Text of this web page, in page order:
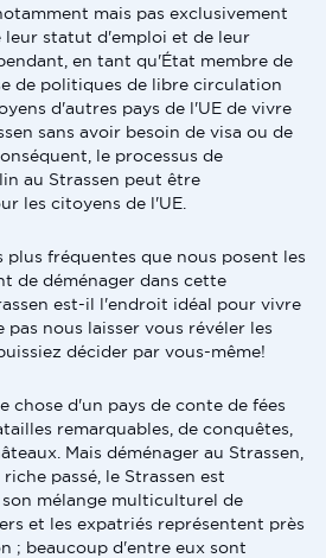
mais pas exclusivement
leur statut d'emploi et de leur
en tant qu'État membre de
de politiques de libre circulation
d'autres pays de l'UE de vivre
sans avoir besoin de visa ou de
le processus de
au Strassen peut être
les citoyens de l'UE.
plus fréquentes que nous posent les
de déménager dans cette
est-il l'endroit idéal pour vivre
nous laisser vous révéler les
décider par vous-même!
chose d'un pays de conte de fées
remarquables, de conquêtes,
Mais déménager au Strassen,
passé, le Strassen est
mélange multiculturel de
et les expatriés représentent près
; beaucoup d'entre eux sont